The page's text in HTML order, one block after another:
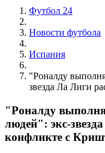
Футбол 24
Новости футбола
Испания
"Роналду
звезда Ла Лиги
"Роналду
людей": экс-
конфликте с